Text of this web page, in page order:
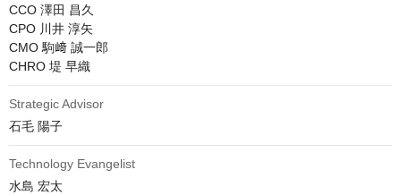
CCO 澤田 昌久
CPO 川井 淳矢
CMO 駒﨑 誠一郎
CHRO 堤 早織
Strategic Advisor
石毛 陽子
Technology Evangelist
水島 宏太